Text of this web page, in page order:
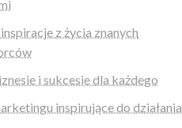
z życia znanych
i sukcesie dla każdego
inspirujące do działania